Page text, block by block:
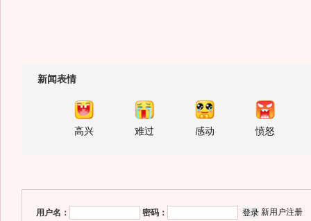
新闻表情
高兴 难过 感动 愤怒
用户名： 密码： 新用户注册